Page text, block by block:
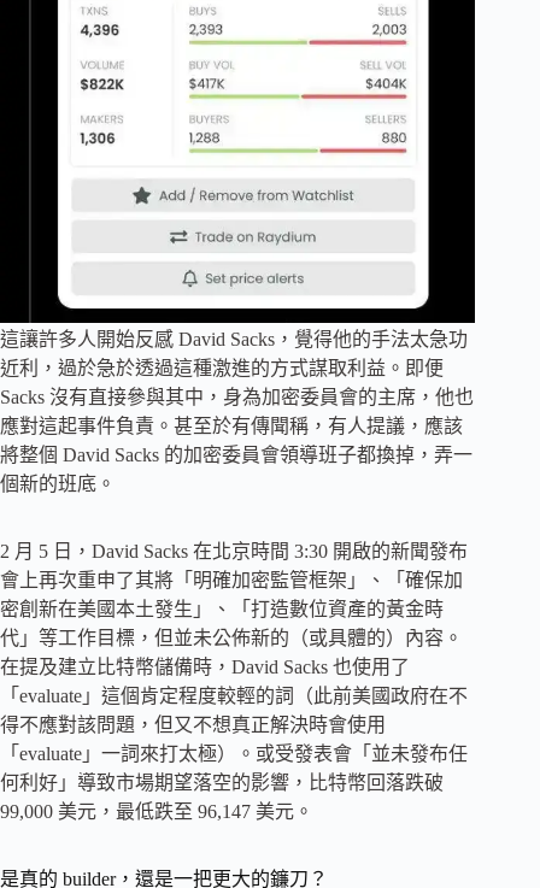
這讓許多人開始反感 David Sacks，覺得他的手法太急功
近利，過於急於透過這種激進的方式謀取利益。即便
Sacks 沒有直接參與其中，身為加密委員會的主席，他也
應對這起事件負責。甚至於有傳聞稱，有人提議，應該
將整個 David Sacks 的加密委員會領導班子都換掉，弄一
個新的班底。
2 月 5 日，David Sacks 在北京時間 3:30 開啟的新聞發布
會上再次重申了其將「明確加密監管框架」、「確保加
密創新在美國本土發生」、「打造數位資產的黃金時
代」等工作目標，但並未公佈新的（或具體的）內容。
在提及建立比特幣儲備時，David Sacks 也使用了
「evaluate」這個肯定程度較輕的詞（此前美國政府在不
得不應對該問題，但又不想真正解決時會使用
「evaluate」一詞來打太極）。或受發表會「並未發布任
何利好」導致市場期望落空的影響，比特幣回落跌破
99,000 美元，最低跌至 96,147 美元。
是真的 builder，還是一把更大的鐮刀？